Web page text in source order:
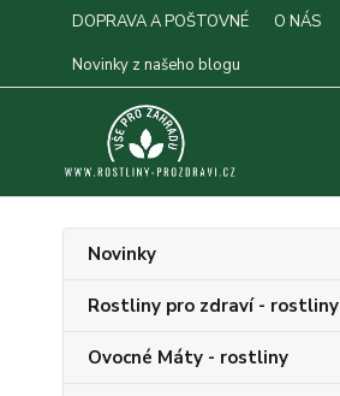
DOPRAVA A POŠTOVNÉ O NÁS
Novinky z našeho blogu
Novinky
Rostliny pro zdraví - rostliny
Ovocné Máty - rostliny